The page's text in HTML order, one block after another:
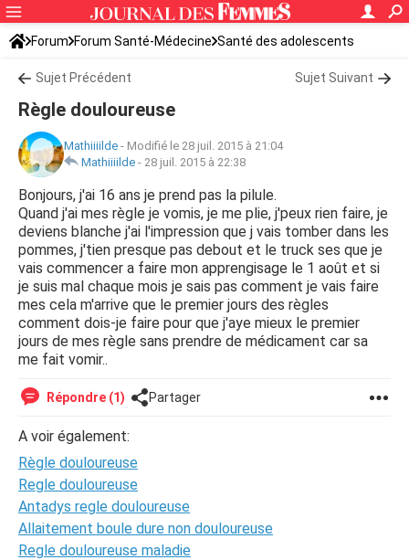
Forum Forum Santé-Médecine Santé des adolescents
Sujet Précédent Sujet Suivant
Règle douloureuse
Mathiiiilde - Modifié le 28 juil. 2015 à 21:04
Mathiiiilde - 28 juil. 2015 à 22:38
Bonjours, j'ai 16 ans je prend pas la pilule.
Quand j'ai mes règle je vomis, je me plie, j'peux rien faire, je
deviens blanche j'ai l'impression que j vais tomber dans les
pommes, j'tien presque pas debout et le truck ses que je
vais commencer a faire mon apprengisage le 1 août et si
je suis mal chaque mois je sais pas comment je vais faire
mes cela m'arrive que le premier jours des règles
comment dois-je faire pour que j'aye mieux le premier
jours de mes règle sans prendre de médicament car sa
me fait vomir..
Répondre (1) Partager
A voir également:
Règle douloureuse
Regle douloureuse
Antadys regle douloureuse
Allaitement boule dure non douloureuse
Regle douloureuse maladie